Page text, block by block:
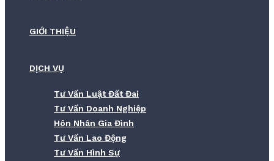
GIỚI THIỆU
DỊCH VỤ
Tư Vấn Luật Đất Đai
Tư Vấn Doanh Nghiệp
Hôn Nhân Gia Đình
Tư Vấn Lao Động
Tư Vấn Hình Sự